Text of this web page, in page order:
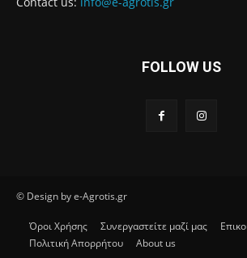
FOLLOW US
© Design by e-Agrotis.gr
Όροι Χρήσης Συνεργαστείτε μαζί μας
Πολιτική Απορρήτου
About us